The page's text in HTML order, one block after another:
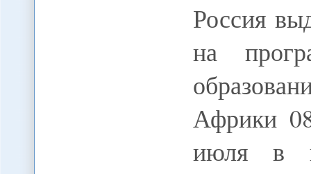
Россия
на
Африки
июля в